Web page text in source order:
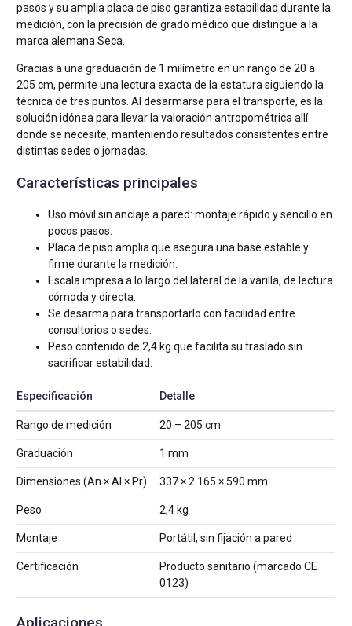
pasos y su amplia placa de piso garantiza estabilidad durante la
medición, con la precisión de grado médico que distingue a la
marca alemana Seca.
Gracias a una graduación de 1 milímetro en un rango de 20 a
205 cm, permite una lectura exacta de la estatura siguiendo la
técnica de tres puntos. Al desarmarse para el transporte, es la
solución idónea para llevar la valoración antropométrica allí
donde se necesite, manteniendo resultados consistentes entre
distintas sedes o jornadas.
Características principales
Uso móvil sin anclaje a pared: montaje rápido y sencillo en
pocos pasos.
Placa de piso amplia que asegura una base estable y
firme durante la medición.
Escala impresa a lo largo del lateral de la varilla, de lectura
cómoda y directa.
Se desarma para transportarlo con facilidad entre
consultorios o sedes.
Peso contenido de 2,4 kg que facilita su traslado sin
sacrificar estabilidad.
Especificación Detalle
Rango de medición 20 – 205 cm
Graduación 1 mm
Dimensiones (An × Al × Pr) 337 × 2.165 × 590 mm
Peso 2,4 kg
Montaje Portátil, sin fijación a pared
Certificación
Producto sanitario (marcado CE
0123)
Aplicaciones